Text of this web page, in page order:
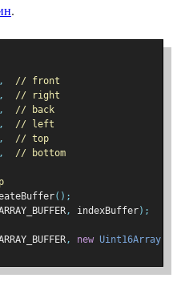
.
,
// front
,
// right
,
// back
,
// left
,
// top
,
// bottom
();
, indexBuffer);
, new Uint16Array